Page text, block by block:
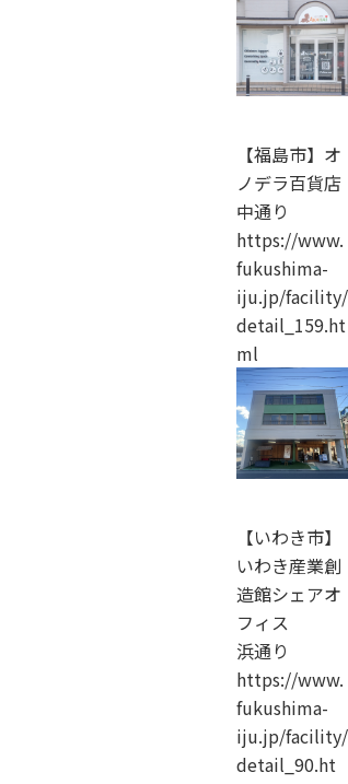
【福島市】オ
ノデラ百貨店
中通り
https://www.
fukushima-
iju.jp/facility/
detail_159.ht
ml
【いわき市】
いわき産業創
造館シェアオ
フィス
浜通り
https://www.
fukushima-
iju.jp/facility/
detail_90.ht